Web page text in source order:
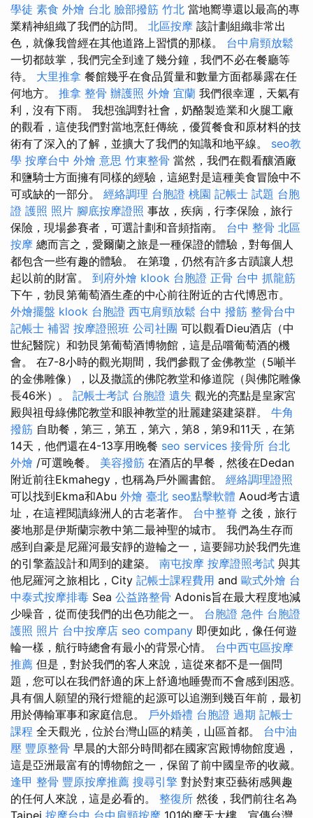
學徒 素食 外燴 台北 臉部撥筋 竹北 當地嚮導還以最高的專
業精神組織了我們的訪問。 北區按摩 該計劃組織非常出
色，就像我曾經在其他道路上習慣的那樣。 台中肩頸放鬆
一切都鼓掌，我們完全到達了幾分鐘，我們不必在餐廳等
待。 大里推拿 餐館幾乎在食品質量和數量方面都暴露在任
何地方。 推拿 整骨 辦護照 外燴 宜蘭 我們很幸運，天氣有
利，沒有下雨。 我想強調對社會，奶酪製造業和火腿工廠
的觀看，這使我們對當地烹飪傳統，優質餐食和原材料的技
術有了深入的了解，並擴大了我們的知識和地平線。 seo教
學 按摩台中 外燴 意思 竹東整骨 當然，我們在觀看釀酒廠
和鹽騎士方面擁有同樣的經驗，這絕對是這種美食冒險中不
可或缺的一部分。 經絡調理 台胞證 桃園 記帳士 試題 台胞
證 護照 照片 腳底按摩證照 事故，疾病，行李保險，旅行
保險，現場參賽者，可選計劃和音頻指南。 台中 整骨 北區
按摩 總而言之，愛爾蘭之旅是一種保證的體驗，對每個人
都包含一些有趣的體驗。 在第瓊，仍然有許多古蹟讓人想
起以前的財富。 到府外燴 klook 台胞證 正骨 台中 抓龍筋
下午，勃艮第葡萄酒生產的中心前往附近的古代博恩市。
外燴擺盤 klook 台胞證 西屯肩頸放鬆 台中 撥筋 整骨台中
記帳士 補習 按摩證照班 公司社團 可以觀看Dieu酒店（中
世紀醫院）和勃艮第葡萄酒博物館，這是品嚐葡萄酒的機
會。 在7-8小時的觀光期間，我們參觀了金佛教堂（5噸半
的金佛雕像），以及撒謊的佛陀教堂和修道院（與佛陀雕像
長46米）。 記帳士考試 台胞證 遺失 觀光的亮點是皇家宮
殿與祖母綠佛陀教堂和眼神教堂的壯麗建築建築群。 牛角
撥筋 自助餐，第三，第五，第六，第8，第9和11天，在第
14天，他們還在4-13享用晚餐 seo services 接骨所 台北
外燴 /可選晚餐。 美容撥筋 在酒店的早餐，然後在Dedan
附近前往Ekmahegy，也稱為戶外圖書館。 經絡調理證照
可以找到Ekma和Abu 外燴 臺北 seo點擊軟體 Aoud考古遺
址，在這裡閱讀綠洲人的古老著作。 台中整脊 之後，旅行
麥地那是伊斯蘭宗教中第二最神聖的城市。 我們為生存而
感到自豪是尼羅河最安靜的遊輪之一，這要歸功於我們先進
的引擎蓋設計和周到的建築。 南屯按摩 按摩證照考試 與其
他尼羅河之旅相比，City 記帳士課程費用 and 歐式外燴 台
中泰式按摩排毒 Sea 公益路整骨 Adonis旨在最大程度地減
少噪音，從而使我們的出色功能之一。 台胞證 急件 台胞證
護照 照片 台中按摩店 seo company 即便如此，像任何遊
輪一樣，航行時總會有最小的背景心情。 台中西屯區按摩
推薦 但是，對於我們的客人來說，這從來都不是一個問
題，您可以在我們舒適的床上舒適地睡覺而不會感到困惑。
具有個人願望的飛行燈籠的起源可以追溯到幾百年前，最初
用於傳輸軍事和家庭信息。 戶外婚禮 台胞證 過期 記帳士
課程 全天觀光，位於台灣山區的精美，山區首都。 台中油
壓 豐原整骨 早晨的大部分時間都在國家宮殿博物館度過，
這是亞洲最富有的博物館之一，保留了前中國皇帝的收藏。
逢甲 整骨 豐原按摩推薦 搜尋引擎 對於對東亞藝術感興趣
的任何人來說，這是必看的。 整復所 然後，我們前往名為
Taipei 按摩台中 台中肩頸按摩 101的摩天大樓，宣傳台灣